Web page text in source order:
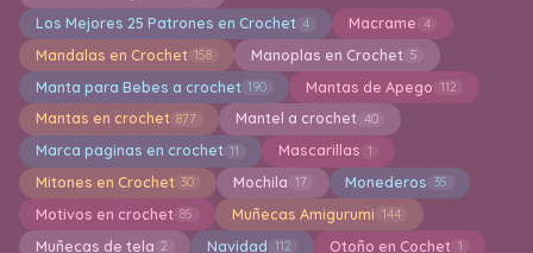
Los Mejores 25 Patrones en Crochet 4 Macrame 4
Mandalas en Crochet 158 Manoplas en Crochet 5
Manta para Bebes a crochet 190 Mantas de Apego 112
Mantas en crochet 877 Mantel a crochet 40
Marca paginas en crochet 11 Mascarillas 1
Mitones en Crochet 30 Mochila 17 Monederos 35
Motivos en crochet 85 Muñecas Amigurumi 144
Muñecas de tela 2 Navidad 112 Otoño en Cochet 1